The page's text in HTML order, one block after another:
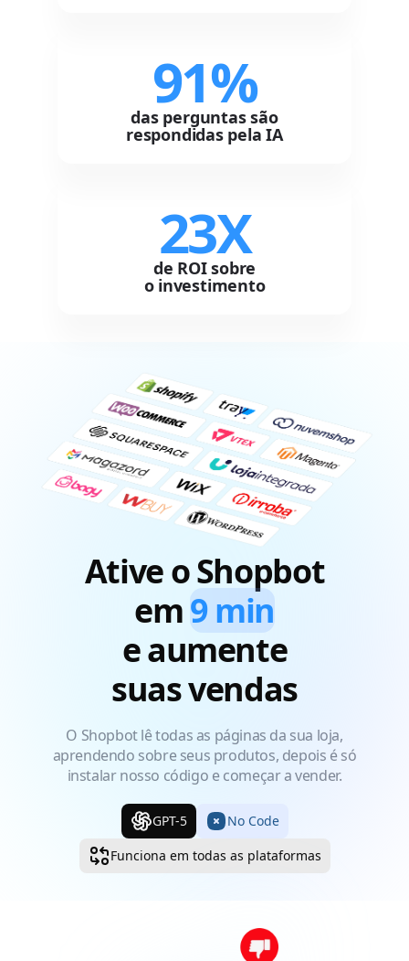
91%
das perguntas são
respondidas pela IA
23X
de ROI sobre
o investimento
Ative o Shopbot
em9 min
e aumente
suas vendas
O Shopbot lê todas as páginas da sua loja,
aprendendo sobre seus produtos, depois é só
instalar nosso código e começar a vender.
GPT-5
No Code
Funciona em todas as plataformas